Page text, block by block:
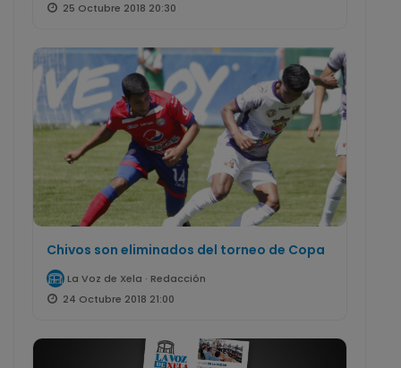
25 Octubre 2018 20:30
Chivos son eliminados del torneo de Copa
La Voz de Xela · Redacción
24 Octubre 2018 21:00